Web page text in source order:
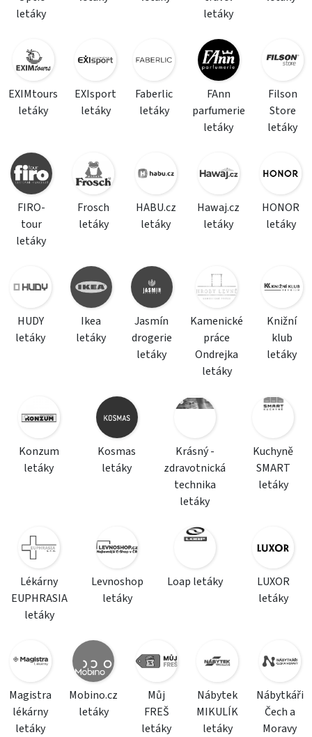
letáky
letáky
EXIMtours
letáky
EXIsport
letáky
Faberlic
letáky
FAnn
parfumerie
letáky
Filson
Store
letáky
FIRO-
tour
letáky
Frosch
letáky
HABU.cz
letáky
Hawaj.cz
letáky
HONOR
letáky
HUDY
letáky
Ikea
letáky
Jasmín
drogerie
letáky
Kamenické
práce
Ondrejka
letáky
Knižní
klub
letáky
Konzum
letáky
Kosmas
letáky
Krásný -
zdravotnická
technika
letáky
Kuchyně
SMART
letáky
Lékárny
EUPHRASIA
letáky
Levnoshop
letáky
Loap letáky
LUXOR
letáky
Magistra
lékárny
letáky
Mobino.cz
letáky
Můj
FREŠ
letáky
Nábytek
MIKULÍK
letáky
Nábytkáři
Čech a
Moravy